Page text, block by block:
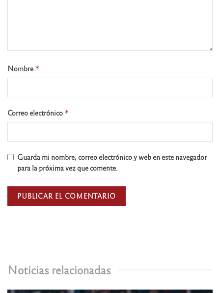
Noticias relacionadas
Nombre *
Correo electrónico *
Guarda mi nombre, correo electrónico y web en este navegador
para la próxima vez que comente.